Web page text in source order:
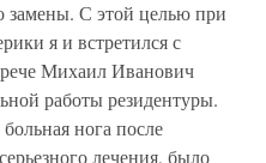
замены. С этой целью при
я и встретился с
Михаил Иванович
работы резидентуры.
нога после
лечения, было